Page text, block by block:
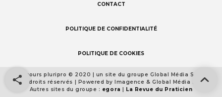
CONTACT
POLITIQUE DE CONFIDENTIALITÉ
POLITIQUE DE COOKIES
Footer
detail
Concours pluripro © 2020 | un site du groupe Global Média Santé
Tous droits réservés | Powered by Imagence & Global Média Santé
Autres sites du groupe : egora | La Revue du Praticien